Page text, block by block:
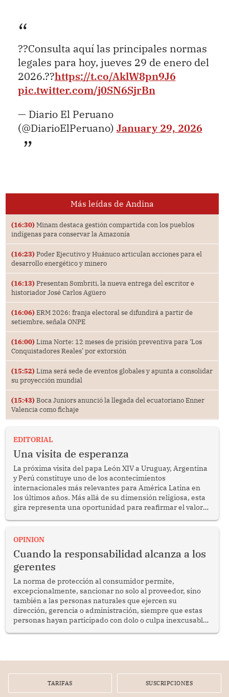
??Consulta aquí las principales normas
legales para hoy, jueves 29 de enero del
2026.??https://t.co/AklW8pn9J6
pic.twitter.com/j0SN6SjrBn
— Diario El Peruano
(@DiarioElPeruano) January 29, 2026
Más leídas de Andina
(16:30) Minam destaca gestión compartida con los pueblos
indígenas para conservar la Amazonía
(16:23) Poder Ejecutivo y Huánuco articulan acciones para el
desarrollo energético y minero
(16:13) Presentan Sombriti, la nueva entrega del escritor e
historiador José Carlos Agüero
(16:06) ERM 2026: franja electoral se difundirá a partir de
setiembre, señala ONPE
(16:00) Lima Norte: 12 meses de prisión preventiva para ‘Los
Conquistadores Reales’ por extorsión
(15:52) Lima será sede de eventos globales y apunta a consolidar
su proyección mundial
(15:43) Boca Juniors anunció la llegada del ecuatoriano Enner
Valencia como fichaje
EDITORIAL
Una visita de esperanza
La próxima visita del papa León XIV a Uruguay, Argentina
y Perú constituye uno de los acontecimientos
internacionales más relevantes para América Latina en
los últimos años. Más allá de su dimensión religiosa, esta
gira representa una oportunidad para reafirmar el valor
enfrenta desafíos en materia de desarrollo, cohesión
OPINION
Cuando la responsabilidad alcanza a los
gerentes
La norma de protección al consumidor permite,
excepcionalmente, sancionar no solo al proveedor, sino
también a las personas naturales que ejercen su
dirección, gerencia o administración, siempre que estas
personas hayan participado con dolo o culpa inexcusable
por la frustrada realización de un meet and greet con
TARIFAS SUSCRIPCIONES